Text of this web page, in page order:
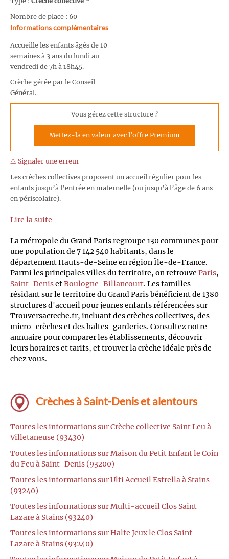
Nombre de place : 60
Informations complémentaires
Accueille les enfants âgés de 10
semaines à 3 ans du lundi au
vendredi de 7h à 18h45.
Crèche gérée par le Conseil
Général.
Vous gérez cette structure ?
Mettez-la en valeur avec l'offre Premium
⚠️ Signaler une erreur
Les crèches collectives proposent un accueil régulier pour les
enfants jusqu’à l’entrée en maternelle (ou jusqu’à l’âge de 6 ans
en périscolaire).
Lire la suite
La métropole du Grand Paris regroupe 130 communes pour
une population de 7 142 540 habitants, dans le
département Hauts-de-Seine en région Île-de-France.
Parmi les principales villes du territoire, on retrouve Paris,
Saint-DenisetBoulogne-Billancourt. Les familles
résidant sur le territoire du Grand Paris bénéficient de 1380
structures d'accueil pour jeunes enfants référencées sur
Trouversacreche.fr, incluant des crèches collectives, des
micro-crèches et des haltes-garderies. Consultez notre
annuaire pour comparer les établissements, découvrir
leurs horaires et tarifs, et trouver la crèche idéale près de
chez vous.
Crèches à Saint-Denis et alentours
Toutes les informations sur Crèche collective Saint Leu à
Villetaneuse (93430)
Toutes les informations sur Maison du Petit Enfant le Coin
du Feu à Saint-Denis (93200)
Toutes les informations sur Ulti Accueil Estrella à Stains
(93240)
Toutes les informations sur Multi-accueil Clos Saint
Lazare à Stains (93240)
Toutes les informations sur Halte Jeux le Clos Saint-
Lazare à Stains (93240)